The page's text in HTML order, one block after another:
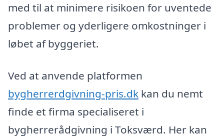
med til at minimere risikoen for uventede
problemer og yderligere omkostninger i
løbet af byggeriet.
Ved at anvende platformen
bygherrerdgivning-pris.dk kan du nemt
finde et firma specialiseret i
bygherrerådgivning i Toksværd. Her kan